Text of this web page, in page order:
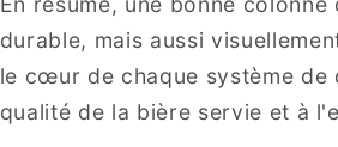
durable, mais aussi
le cœur de chaque système
qualité de la bière servie et à